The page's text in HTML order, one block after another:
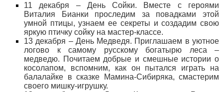
11 декабря – День Сойки. Вместе с героями
Виталия Бианки проследим за повадками этой
умной птицы, узнаем ее секреты и создадим свою
яркую птичку сойку на мастер-классе.
13 декабря – День Медведя. Приглашаем в уютное
логово к самому русскому богатырю леса –
медведю. Почитаем добрые и смешные истории о
косолапом, вспомним, как он пытался играть на
балалайке в сказке Мамина-Сибиряка, смастерим
своего мишку-игрушку.